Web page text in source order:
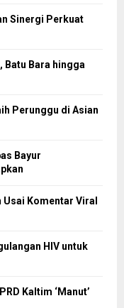
Sinergi Perkuat
Batu Bara hingga
Perunggu di Asian
Bayur
Komentar Viral
HIV untuk
Kaltim ‘Manut’